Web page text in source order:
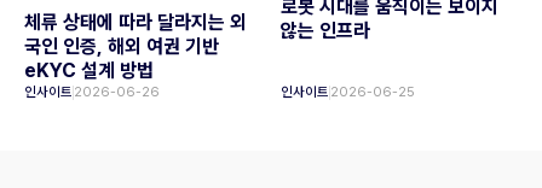
체류 상태에 따라 달라지는 외
국인 인증, 해외 여권 기반
eKYC 설계 방법
인사이트 2026-06-26
로봇 시대를 움직이는 보이지
않는 인프라
인사이트 2026-06-25